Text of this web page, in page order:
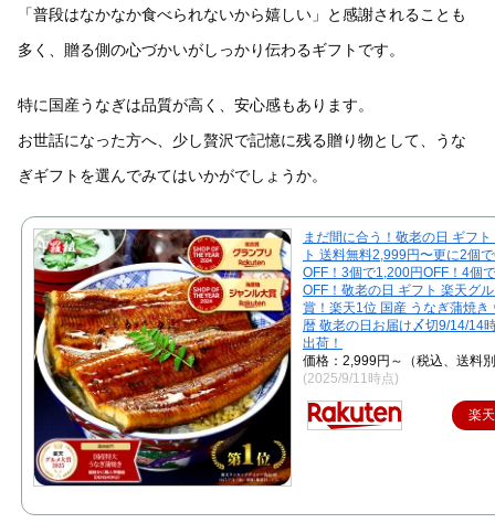
「普段はなかなか食べられないから嬉しい」と感謝されることも
多く、贈る側の心づかいがしっかり伝わるギフトです。
特に国産うなぎは品質が高く、安心感もあります。
お世話になった方へ、少し贅沢で記憶に残る贈り物として、うな
ぎギフトを選んでみてはいかがでしょうか。
まだ間に合う！敬老の日 ギフ
ト 送料無料2,999円〜更に2個
OFF！3個で1,200円OFF！4個
OFF！敬老の日 ギフト 楽天グ
賞！楽天1位 国産 うなぎ蒲焼き
暦 敬老の日お届け〆切9/14/14
出荷！
価格：2,999円～（税込、送料
(2025/9/11時点)
楽